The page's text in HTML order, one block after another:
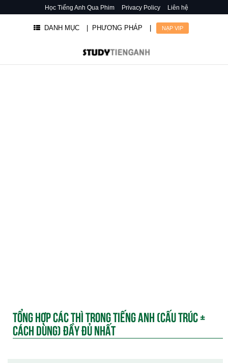
Học Tiếng Anh Qua Phim Privacy Policy Liên hệ
DANH MỤC | PHƯƠNG PHÁP NẠP VIP
TỔNG HỢP CÁC THÌ TRONG TIẾNG ANH (CẤU TRÚC +
CÁCH DÙNG) ĐẦY ĐỦ NHẤT